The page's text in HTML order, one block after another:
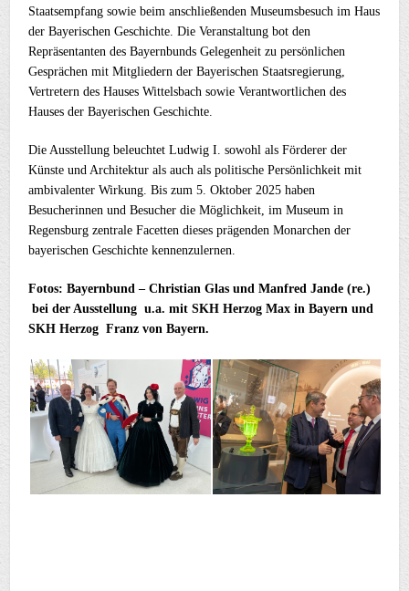
Staatsempfang sowie beim anschließenden Museumsbesuch im Haus
der Bayerischen Geschichte. Die Veranstaltung bot den
Repräsentanten des Bayernbunds Gelegenheit zu persönlichen
Gesprächen mit Mitgliedern der Bayerischen Staatsregierung,
Vertretern des Hauses Wittelsbach sowie Verantwortlichen des
Hauses der Bayerischen Geschichte.
Die Ausstellung beleuchtet Ludwig I. sowohl als Förderer der
Künste und Architektur als auch als politische Persönlichkeit mit
ambivalenter Wirkung. Bis zum 5. Oktober 2025 haben
Besucherinnen und Besucher die Möglichkeit, im Museum in
Regensburg zentrale Facetten dieses prägenden Monarchen der
bayerischen Geschichte kennenzulernen.
Fotos: Bayernbund – Christian Glas und Manfred Jande (re.)
bei der Ausstellung u.a. mit SKH Herzog Max in Bayern und
SKH Herzog Franz von Bayern.